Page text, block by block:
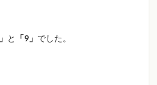
と 「9」 でした。